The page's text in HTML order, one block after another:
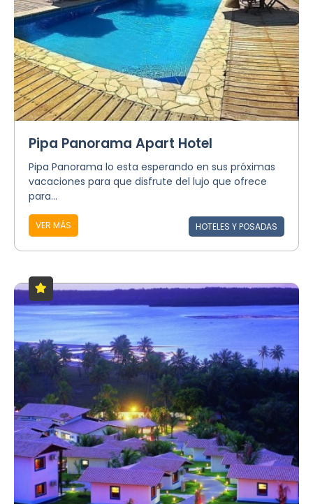
Pipa Panorama Apart Hotel
Pipa Panorama lo esta esperando en sus próximas
vacaciones para que disfrute del lujo que ofrece
para...
VER MÁS HOTELES Y POSADAS